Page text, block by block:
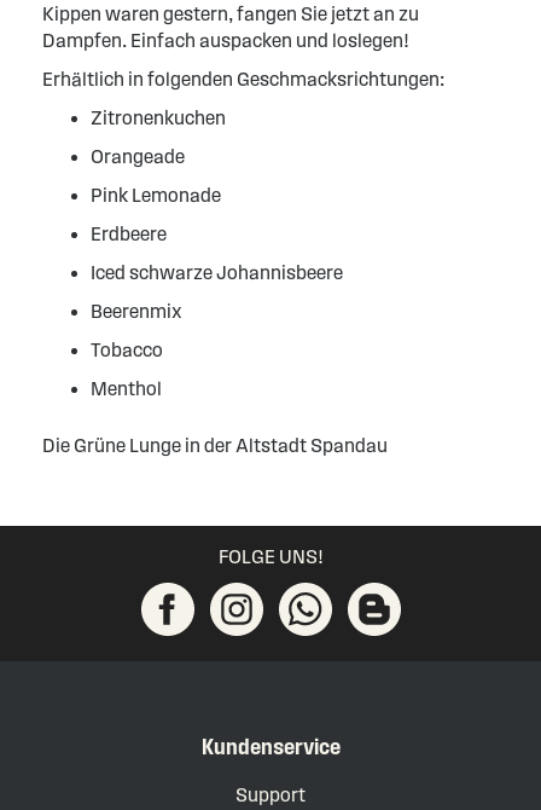
Kippen waren gestern, fangen Sie jetzt an zu
Dampfen. Einfach auspacken und loslegen!
Erhältlich in folgenden Geschmacksrichtungen:
Zitronenkuchen
Orangeade
Pink Lemonade
Erdbeere
Iced schwarze Johannisbeere
Beerenmix
Tobacco
Menthol
Die Grüne Lunge in der Altstadt Spandau
FOLGE UNS!
Kundenservice
Support